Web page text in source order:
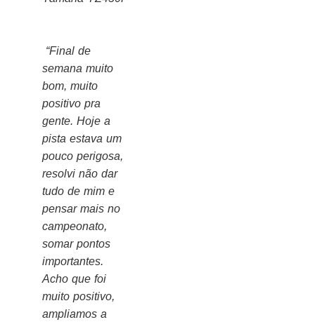
“Final de
semana muito
bom, muito
positivo pra
gente. Hoje a
pista estava um
pouco perigosa,
resolvi não dar
tudo de mim e
pensar mais no
campeonato,
somar pontos
importantes.
Acho que foi
muito positivo,
ampliamos a